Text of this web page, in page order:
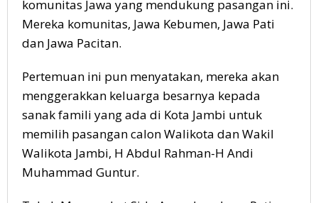
komunitas Jawa yang mendukung pasangan ini.
Mereka komunitas, Jawa Kebumen, Jawa Pati
dan Jawa Pacitan.
Pertemuan ini pun menyatakan, mereka akan
menggerakkan keluarga besarnya kepada
sanak famili yang ada di Kota Jambi untuk
memilih pasangan calon Walikota dan Wakil
Walikota Jambi, H Abdul Rahman-H Andi
Muhammad Guntur.